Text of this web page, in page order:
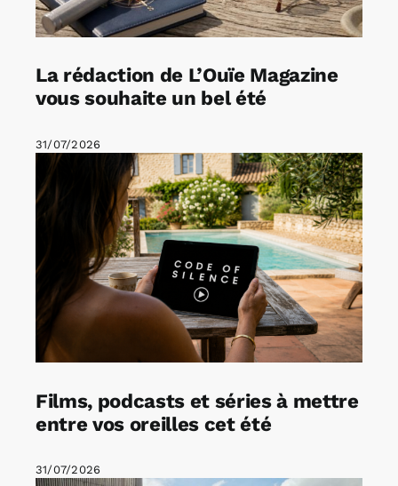
La rédaction de L’Ouïe Magazine
vous souhaite un bel été
31/07/2026
Films, podcasts et séries à mettre
entre vos oreilles cet été
31/07/2026